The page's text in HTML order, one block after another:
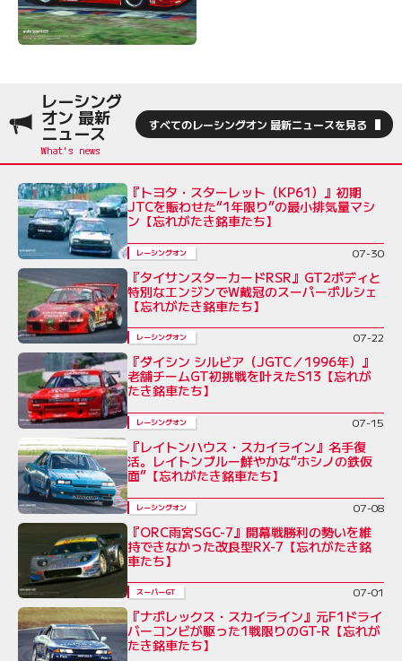
レーシング
オン 最新
ニュース すべてのレーシングオン 最新ニュースを見る
『トヨタ・スターレット（KP61）』初期
JTCを賑わせた“1年限り”の最小排気量マシ
ン【忘れがたき銘車たち】
レーシングオン 07-30
『タイサンスターカードRSR』GT2ボディと
特別なエンジンでW戴冠のスーパーポルシェ
【忘れがたき銘車たち】
レーシングオン 07-22
『ダイシン シルビア（JGTC／1996年）』
老舗チームGT初挑戦を叶えたS13【忘れが
たき銘車たち】
レーシングオン 07-15
『レイトンハウス・スカイライン』名手復
活。レイトンブルー鮮やかな“ホシノの鉄仮
面”【忘れがたき銘車たち】
レーシングオン 07-08
『ORC雨宮SGC-7』開幕戦勝利の勢いを維
持できなかった改良型RX-7【忘れがたき銘
車たち】
スーパーGT 07-01
『ナポレックス・スカイライン』元F1ドライ
バーコンビが駆った1戦限りのGT-R【忘れが
たき銘車たち】